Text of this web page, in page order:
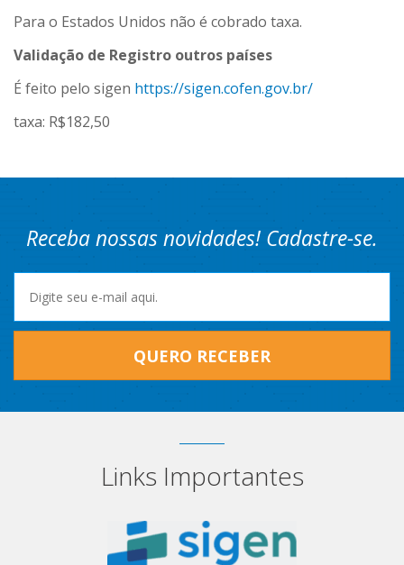
Para o Estados Unidos não é cobrado taxa.
Validação de Registro outros países
É feito pelo sigen https://sigen.cofen.gov.br/
taxa: R$182,50
Receba nossas novidades! Cadastre-se.
QUERO RECEBER
Links Importantes